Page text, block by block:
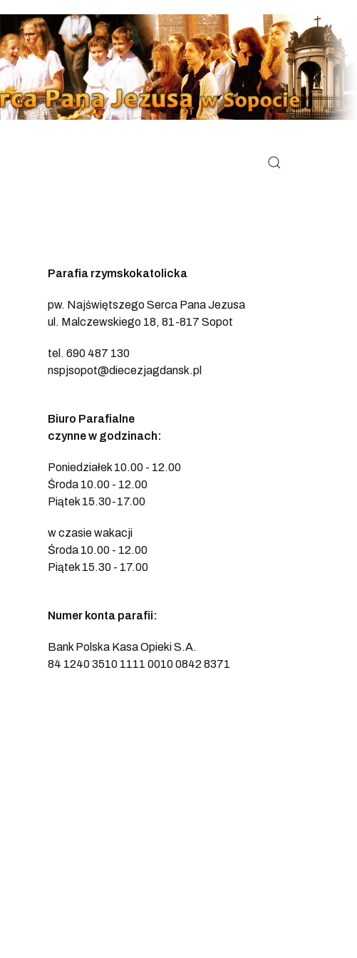
Parafia rzymskokatolicka
pw. Najświętszego Serca Pana Jezusa
ul. Malczewskiego 18, 81-817 Sopot
tel. 690 487 130
nspjsopot@diecezjagdansk.pl
Biuro Parafialne
czynne w godzinach:
Poniedziałek 10.00 - 12.00
Środa 10.00 - 12.00
Piątek 15.30-17.00
w czasie wakacji
Środa 10.00 - 12.00
Piątek 15.30 - 17.00
Numer konta parafii:
Bank Polska Kasa Opieki S.A.
84 1240 3510 1111 0010 0842 8371